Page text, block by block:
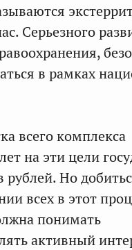
Серьезного
в рамках
всего комплекса
на эти цели
рублей. Но
всех в этот
понимать
активный